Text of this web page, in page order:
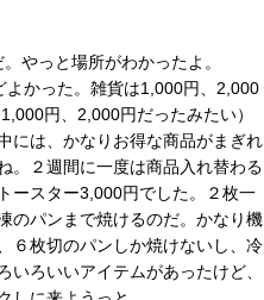
やっと場所がわかったよ。
よかった。雑貨は1,000円、2,000
円、2,000円だったみたい）
には、かなりお得な商品がまぎれ
。２週間に一度は商品入れ替わる
ースター3,000円でした。２枚一
のパンまで焼けるのだ。かなり機
６枚切のパンしか焼けないし、冷
ろいいアイテムがあったけど、